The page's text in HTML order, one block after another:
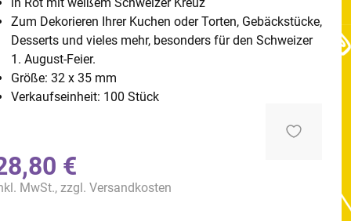
Zum Dekorieren Ihrer Kuchen oder Torten, Gebäckstücke,
Desserts und vieles mehr, besonders für den Schweizer
1. August-Feier.
Größe: 32 x 35 mm
Verkaufseinheit: 100 Stück
€
MwSt., zzgl. Versandkosten